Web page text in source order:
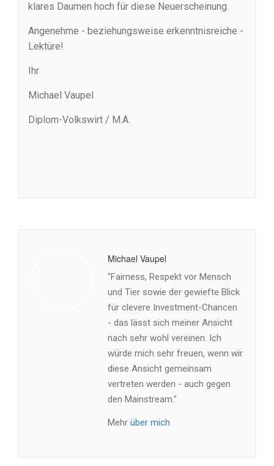
klares Daumen hoch für diese Neuerscheinung.
Angenehme - beziehungsweise erkenntnisreiche -
Lektüre!
Ihr
Michael Vaupel
Diplom-Volkswirt / M.A.
Michael Vaupel
"Fairness, Respekt vor Mensch
und Tier sowie der gewiefte Blick
für clevere Investment-Chancen
- das lässt sich meiner Ansicht
nach sehr wohl vereinen. Ich
würde mich sehr freuen, wenn wir
diese Ansicht gemeinsam
vertreten werden - auch gegen
den Mainstream."
Mehr über mich